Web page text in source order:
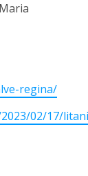
regina/
02/17/